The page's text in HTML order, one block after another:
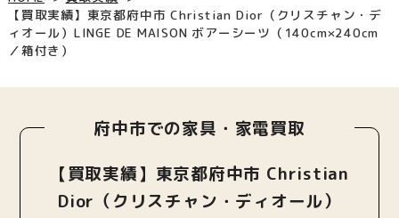
【買取実績】東京都府中市 Christian Dior（クリスチャン・デ
ィオール）LINGE DE MAISON ボアーシーツ（140cm×240cm
／箱付き）
府中市での家具・家電買取
【買取実績】東京都府中市 Christian
Dior（クリスチャン・ディオール）